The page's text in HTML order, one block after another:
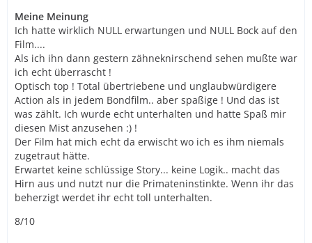
Meine Meinung
Ich hatte wirklich NULL erwartungen und NULL Bock auf den
Film....
Als ich ihn dann gestern zähneknirschend sehen mußte war
ich echt überrascht !
Optisch top ! Total übertriebene und unglaubwürdigere
Action als in jedem Bondfilm.. aber spaßige ! Und das ist
was zählt. Ich wurde echt unterhalten und hatte Spaß mir
diesen Mist anzusehen :) !
Der Film hat mich echt da erwischt wo ich es ihm niemals
zugetraut hätte.
Erwartet keine schlüssige Story... keine Logik.. macht das
Hirn aus und nutzt nur die Primateninstinkte. Wenn ihr das
beherzigt werdet ihr echt toll unterhalten.
8/10